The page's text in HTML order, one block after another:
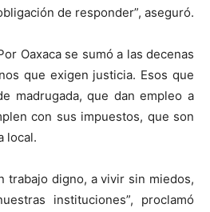
de responder”, aseguró.
Oaxaca se sumó a las decenas
que exigen justicia. Esos que
madrugada, que dan empleo a
con sus impuestos, que son
local.
trabajo digno, a vivir sin miedos,
instituciones”, proclamó